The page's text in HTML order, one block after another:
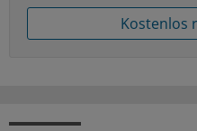
Kostenlos